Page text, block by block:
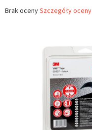
Średnia
Brak ocenySzczegóły oceny